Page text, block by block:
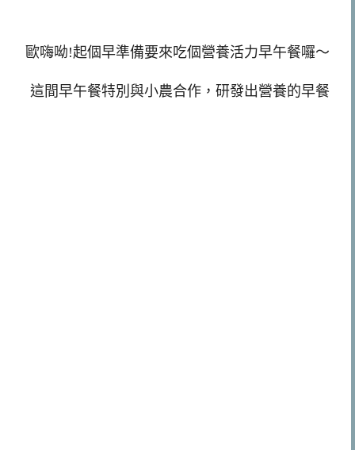
歐嗨呦!起個早準備要來吃個營養活力早午餐囉～
這間早午餐特別與小農合作，研發出營養的早餐